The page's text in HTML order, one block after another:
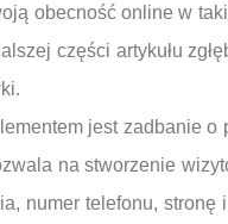
obecność online w
części artykułu
jest zadbanie
na stworzenie
numer telefonu,